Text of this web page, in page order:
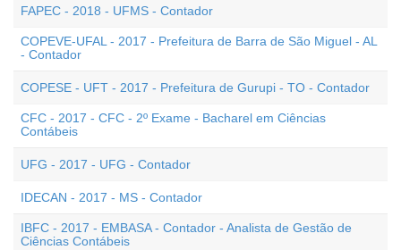
FAPEC - 2018 - UFMS - Contador
COPEVE-UFAL - 2017 - Prefeitura de Barra de São Miguel - AL
- Contador
COPESE - UFT - 2017 - Prefeitura de Gurupi - TO - Contador
CFC - 2017 - CFC - 2º Exame - Bacharel em Ciências
Contábeis
UFG - 2017 - UFG - Contador
IDECAN - 2017 - MS - Contador
IBFC - 2017 - EMBASA - Contador - Analista de Gestão de
Ciências Contábeis